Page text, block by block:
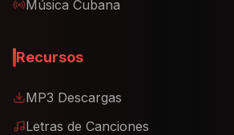
Música Cubana
Recursos
MP3 Descargas
Letras de Canciones